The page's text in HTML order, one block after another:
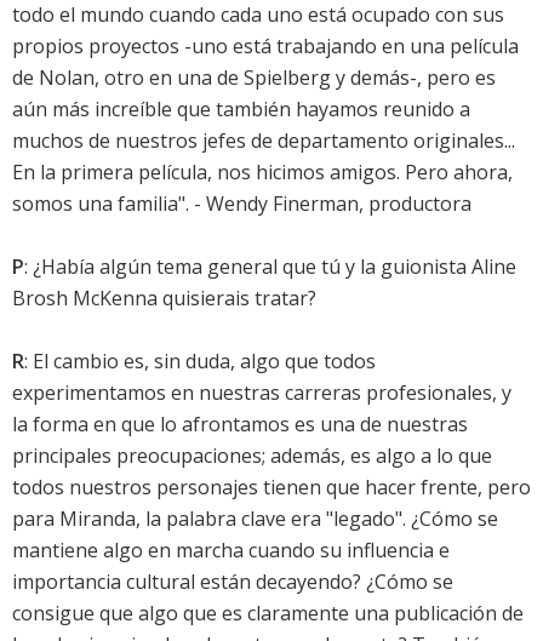
todo el mundo cuando cada uno está ocupado con sus
propios proyectos -uno está trabajando en una película
de Nolan, otro en una de Spielberg y demás-, pero es
aún más increíble que también hayamos reunido a
muchos de nuestros jefes de departamento originales...
En la primera película, nos hicimos amigos. Pero ahora,
somos una familia". - Wendy Finerman, productora
P: ¿Había algún tema general que tú y la guionista Aline
Brosh McKenna quisierais tratar?
R: El cambio es, sin duda, algo que todos
experimentamos en nuestras carreras profesionales, y
la forma en que lo afrontamos es una de nuestras
principales preocupaciones; además, es algo a lo que
todos nuestros personajes tienen que hacer frente, pero
para Miranda, la palabra clave era "legado". ¿Cómo se
mantiene algo en marcha cuando su influencia e
importancia cultural están decayendo? ¿Cómo se
consigue que algo que es claramente una publicación de